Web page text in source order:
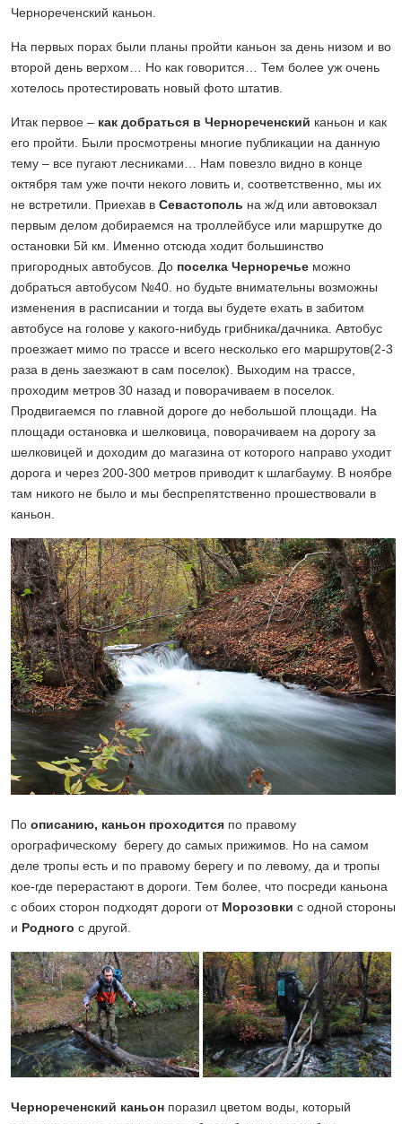
Чернореченский каньон.
На первых порах были планы пройти каньон за день низом и во
второй день верхом… Но как говорится… Тем более уж очень
хотелось протестировать новый фото штатив.
Итак первое – как добраться в Чернореченский каньон и как
его пройти. Были просмотрены многие публикации на данную
тему – все пугают лесниками… Нам повезло видно в конце
октября там уже почти некого ловить и, соответственно, мы их
не встретили. Приехав в Севастополь на ж/д или автовокзал
первым делом добираемся на троллейбусе или маршрутке до
остановки 5й км. Именно отсюда ходит большинство
пригородных автобусов. До поселка Черноречье можно
добраться автобусом №40. но будьте внимательны возможны
изменения в расписании и тогда вы будете ехать в забитом
автобусе на голове у какого-нибудь грибника/дачника. Автобус
проезжает мимо по трассе и всего несколько его маршрутов(2-3
раза в день заезжают в сам поселок). Выходим на трассе,
проходим метров 30 назад и поворачиваем в поселок.
Продвигаемся по главной дороге до небольшой площади. На
площади остановка и шелковица, поворачиваем на дорогу за
шелковицей и доходим до магазина от которого направо уходит
дорога и через 200-300 метров приводит к шлагбауму. В ноябре
там никого не было и мы беспрепятственно прошествовали в
каньон.
По описанию, каньон проходится по правому
орографическому берегу до самых прижимов. Но на самом
деле тропы есть и по правому берегу и по левому, да и тропы
кое-где перерастают в дороги. Тем более, что посреди каньона
с обоих сторон подходят дороги от Морозовки с одной стороны
и Родного с другой.
Чернореченский каньон поразил цветом воды, который